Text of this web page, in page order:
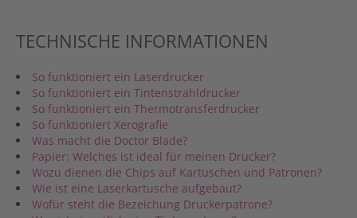
TECHNISCHE INFORMATIONEN
So funktioniert ein Laserdrucker
So funktioniert ein Tintenstrahldrucker
So funktioniert ein Thermotransferdrucker
So funktioniert Xerografie
Was macht die Doctor Blade?
Papier: Welches ist ideal für meinen Drucker?
Wozu dienen die Chips auf Kartuschen und Patronen?
Wie ist eine Laserkartusche aufgebaut?
Wofür steht die Bezeichung Druckerpatrone?